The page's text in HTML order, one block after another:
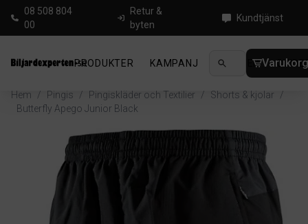
08 508 804
00
Retur &
byten
Kundtjänst
PRODUKTER KAMPANJ NYHETER
Hem / Pingis / Pingiskläder och Textilier / Shorts & kjolar
/
Butterfly Apego Junior Black